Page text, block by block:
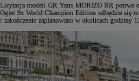
Licytacja modeli GR Yaris MORIZO RR potrwa
Ogier 9x World Champion Edition odbędzie się
i zakończenie zaplanowano w okolicach godziny